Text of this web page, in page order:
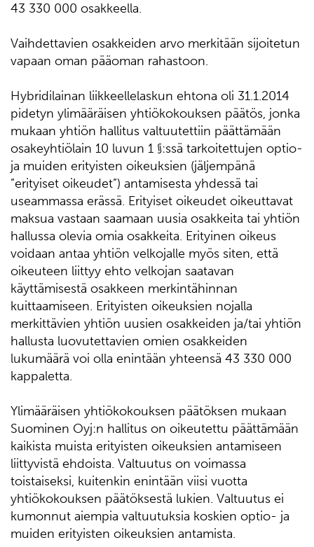
43 330 000 osakkeella.
Vaihdettavien osakkeiden arvo merkitään sijoitetun
vapaan oman pääoman rahastoon.
Hybridilainan liikkeellelaskun ehtona oli 31.1.2014
pidetyn ylimääräisen yhtiökokouksen päätös, jonka
mukaan yhtiön hallitus valtuutettiin päättämään
osakeyhtiölain 10 luvun 1 §:ssä tarkoitettujen optio-
ja muiden erityisten oikeuksien (jäljempänä
”erityiset oikeudet”) antamisesta yhdessä tai
useammassa erässä. Erityiset oikeudet oikeuttavat
maksua vastaan saamaan uusia osakkeita tai yhtiön
hallussa olevia omia osakkeita. Erityinen oikeus
voidaan antaa yhtiön velkojalle myös siten, että
oikeuteen liittyy ehto velkojan saatavan
käyttämisestä osakkeen merkintähinnan
kuittaamiseen. Erityisten oikeuksien nojalla
merkittävien yhtiön uusien osakkeiden ja/tai yhtiön
hallusta luovutettavien omien osakkeiden
lukumäärä voi olla enintään yhteensä 43 330 000
kappaletta.
Ylimääräisen yhtiökokouksen päätöksen mukaan
Suominen Oyj:n hallitus on oikeutettu päättämään
kaikista muista erityisten oikeuksien antamiseen
liittyvistä ehdoista. Valtuutus on voimassa
toistaiseksi, kuitenkin enintään viisi vuotta
yhtiökokouksen päätöksestä lukien. Valtuutus ei
kumonnut aiempia valtuutuksia koskien optio- ja
muiden erityisten oikeuksien antamista.